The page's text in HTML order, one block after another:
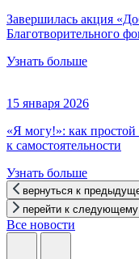
Завершилась акция
Благотворительного
Узнать больше
15 января 2026
«Я могу!»: как
к самостоятельности
Узнать больше
вернуться к
перейти к
Все новости